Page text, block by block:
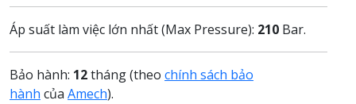
Áp suất làm việc lớn nhất (Max Pressure): 210 Bar.
Bảo hành: 12tháng (theo chính sách bảo
hành của Amech).